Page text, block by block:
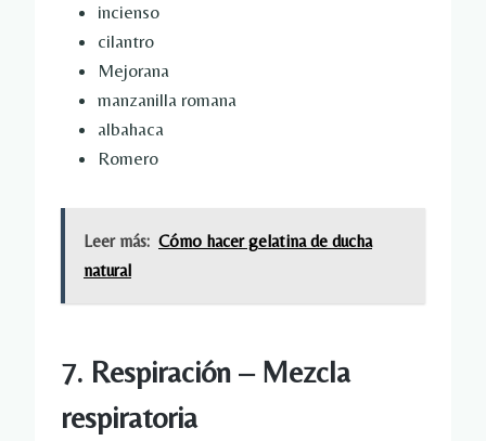
incienso
cilantro
Mejorana
manzanilla romana
albahaca
Romero
Leer más: Cómo hacer gelatina de ducha
natural
7. Respiración – Mezcla
respiratoria